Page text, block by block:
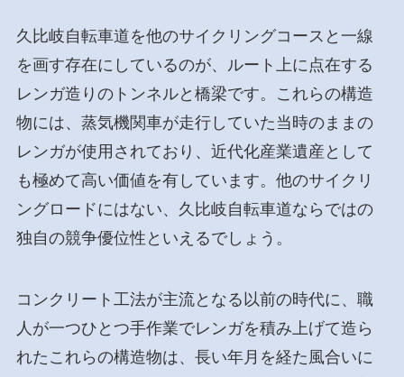
久比岐自転車道を他のサイクリングコースと一線
を画す存在にしているのが、ルート上に点在する
レンガ造りのトンネルと橋梁です。これらの構造
物には、蒸気機関車が走行していた当時のままの
レンガが使用されており、近代化産業遺産として
も極めて高い価値を有しています。他のサイクリ
ングロードにはない、久比岐自転車道ならではの
独自の競争優位性といえるでしょう。
コンクリート工法が主流となる以前の時代に、職
人が一つひとつ手作業でレンガを積み上げて造ら
れたこれらの構造物は、長い年月を経た風合いに